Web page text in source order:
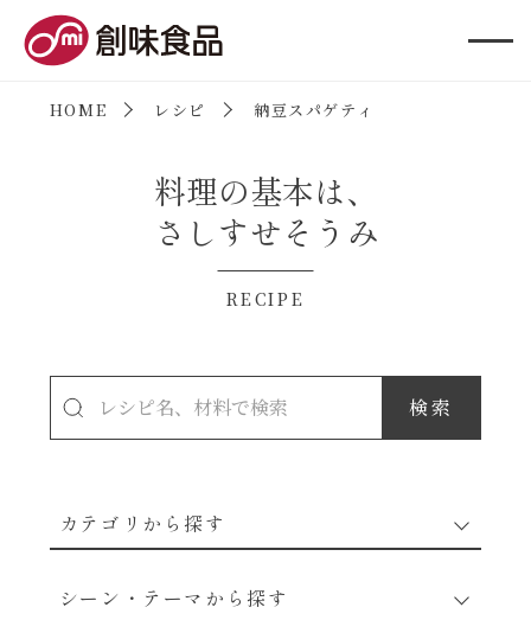
HOME レシピ 納豆スパゲティ
料理の基本は、
さしすせそうみ
RECIPE
カテゴリから探す
シーン・テーマから探す